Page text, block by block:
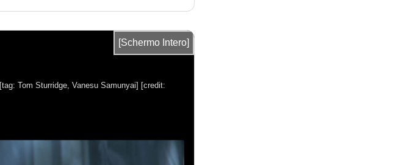
[Schermo Intero]
[tag: Tom Sturridge, Vanesu Samunyai] [credit: